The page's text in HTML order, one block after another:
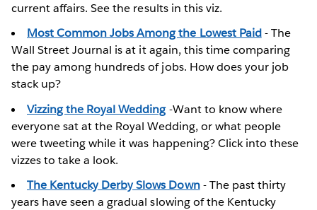
current affairs. See the results in this viz.
Most Common Jobs Among the Lowest Paid- The
Wall Street Journal is at it again, this time comparing
the pay among hundreds of jobs. How does your job
stack up?
Vizzing the Royal Wedding-Want to know where
everyone sat at the Royal Wedding, or what people
were tweeting while it was happening? Click into these
vizzes to take a look.
The Kentucky Derby Slows Down- The past thirty
years have seen a gradual slowing of the Kentucky